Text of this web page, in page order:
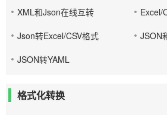
XML和Json在线互转
Excel/
Json转Excel/CSV格式
JSON
JSON转YAML
格式化转换